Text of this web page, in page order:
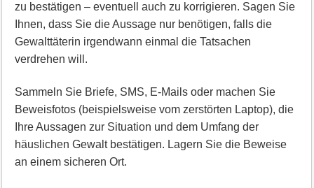
zu bestätigen – eventuell auch zu korrigieren. Sagen Sie
Ihnen, dass Sie die Aussage nur benötigen, falls die
Gewalttäterin irgendwann einmal die Tatsachen
verdrehen will.
Sammeln Sie Briefe, SMS, E-Mails oder machen Sie
Beweisfotos (beispielsweise vom zerstörten Laptop), die
Ihre Aussagen zur Situation und dem Umfang der
häuslichen Gewalt bestätigen. Lagern Sie die Beweise
an einem sicheren Ort.